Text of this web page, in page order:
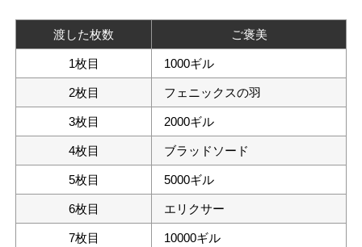
渡した枚数 ご褒美
1枚目 1000ギル
2枚目 フェニックスの羽
3枚目 2000ギル
4枚目 ブラッドソード
5枚目 5000ギル
6枚目 エリクサー
7枚目 10000ギル